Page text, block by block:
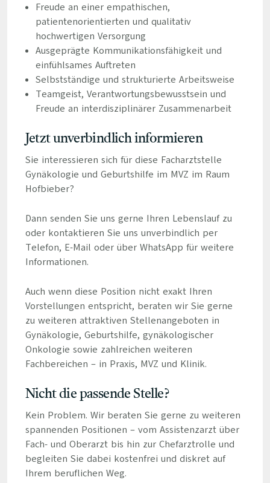
Freude an einer empathischen,
patientenorientierten und qualitativ
hochwertigen Versorgung
Ausgeprägte Kommunikationsfähigkeit und
einfühlsames Auftreten
Selbstständige und strukturierte Arbeitsweise
Teamgeist, Verantwortungsbewusstsein und
Freude an interdisziplinärer Zusammenarbeit
Jetzt unverbindlich informieren
Sie interessieren sich für diese Facharztstelle
Gynäkologie und Geburtshilfe im MVZ im Raum
Hofbieber?
Dann senden Sie uns gerne Ihren Lebenslauf zu
oder kontaktieren Sie uns unverbindlich per
Telefon, E-Mail oder über WhatsApp für weitere
Informationen.
Auch wenn diese Position nicht exakt Ihren
Vorstellungen entspricht, beraten wir Sie gerne
zu weiteren attraktiven Stellenangeboten in
Gynäkologie, Geburtshilfe, gynäkologischer
Onkologie sowie zahlreichen weiteren
Fachbereichen – in Praxis, MVZ und Klinik.
Nicht die passende Stelle?
Kein Problem. Wir beraten Sie gerne zu weiteren
spannenden Positionen – vom Assistenzarzt über
Fach- und Oberarzt bis hin zur Chefarztrolle und
begleiten Sie dabei kostenfrei und diskret auf
Ihrem beruflichen Weg.